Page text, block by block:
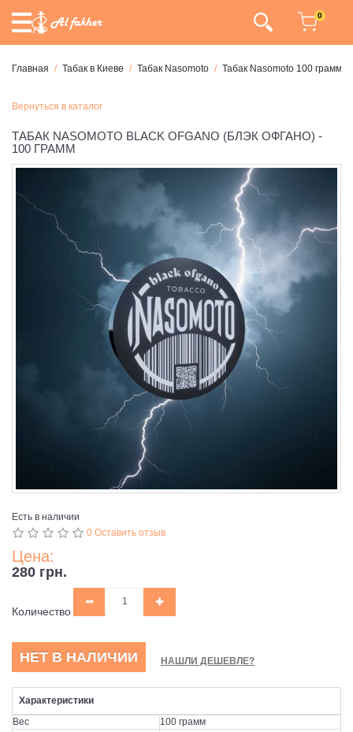
0
Главная Табак в Киеве Табак Nasomoto Табак Nasomoto 100 грамм
Вернуться в каталог
ТАБАК NASOMOTO BLACK OFGANO (БЛЭК ОФГАНО) -
100 ГРАММ
Есть в наличии
0 Оставить отзыв
Цена:
280 грн.
Количество
НЕТ В НАЛИЧИИ НАШЛИ ДЕШЕВЛЕ?
Характеристики
Вес
100 грамм